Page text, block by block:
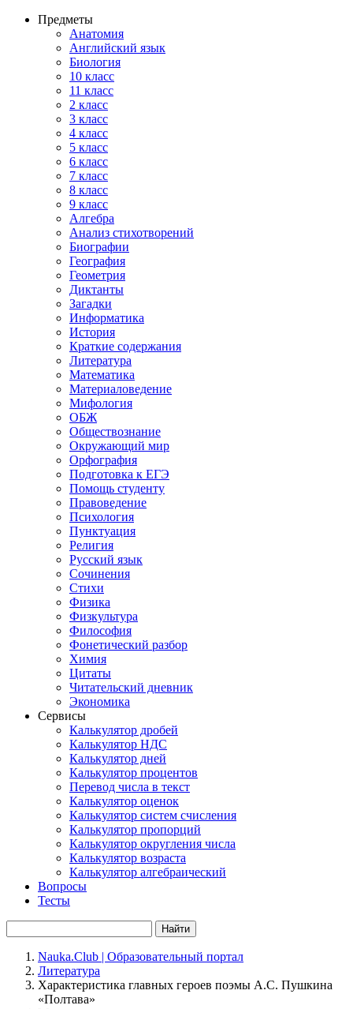
Предметы
Анатомия
Английский язык
Биология
10 класс
11 класс
2 класс
3 класс
4 класс
5 класс
6 класс
7 класс
8 класс
9 класс
Алгебра
Анализ стихотворений
Биографии
География
Геометрия
Диктанты
Загадки
Информатика
История
Краткие содержания
Литература
Математика
Материаловедение
Мифология
ОБЖ
Обществознание
Окружающий мир
Орфография
Подготовка к ЕГЭ
Помощь студенту
Правоведение
Психология
Пунктуация
Религия
Русский язык
Сочинения
Стихи
Физика
Физкультура
Философия
Фонетический разбор
Химия
Цитаты
Читательский дневник
Экономика
Сервисы
Калькулятор дробей
Калькулятор НДС
Калькулятор дней
Калькулятор процентов
Перевод числа в текст
Калькулятор оценок
Калькулятор систем счисления
Калькулятор пропорций
Калькулятор округления числа
Калькулятор возраста
Калькулятор алгебраический
Вопросы
Тесты
Найти
Nauka.Club | Образовательный портал
Литература
Характеристика главных героев поэмы А.С. Пушкина
«Полтава»